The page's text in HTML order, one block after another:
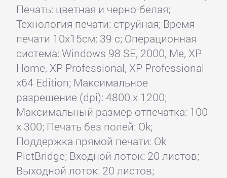
Печать: цветная и черно-белая;
Технология печати: струйная; Время
печати 10x15см: 39 с; Операционная
система: Windows 98 SE, 2000, Me, XP
Home, XP Professional, XP Professional
x64 Edition; Максимальное
разрешение (dpi): 4800 x 1200;
Максимальный размер отпечатка: 100
x 300; Печать без полей: Ok;
Поддержка прямой печати: Ok
PictBridge; Входной лоток: 20 листов;
Выходной лоток: 20 листов;